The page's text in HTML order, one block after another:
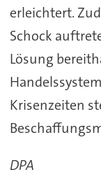
erleichtert.
Schock
Lösung
Krisenzeiten
DPA